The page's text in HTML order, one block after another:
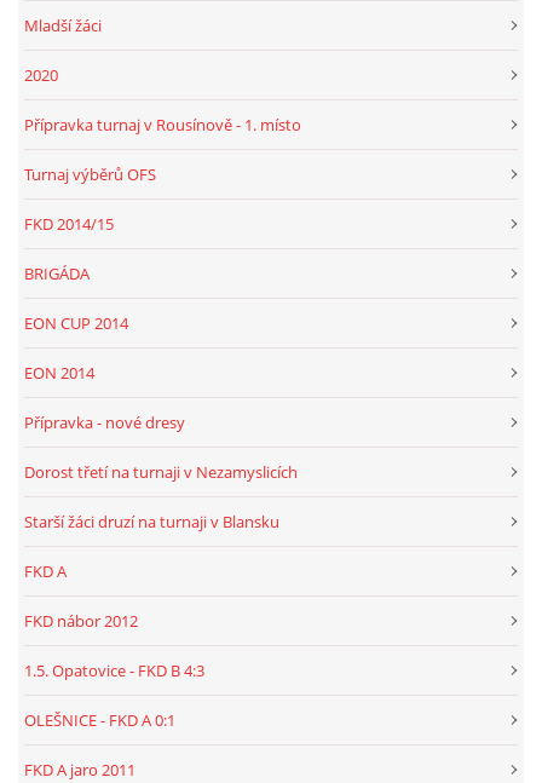
Mladší žáci
2020
Přípravka turnaj v Rousínově - 1. místo
Turnaj výběrů OFS
FKD 2014/15
BRIGÁDA
EON CUP 2014
EON 2014
Přípravka - nové dresy
Dorost třetí na turnaji v Nezamyslicích
Starší žáci druzí na turnaji v Blansku
FKD A
FKD nábor 2012
1.5. Opatovice - FKD B 4:3
OLEŠNICE - FKD A 0:1
FKD A jaro 2011